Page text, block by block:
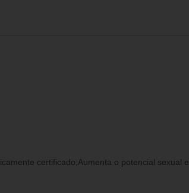
certificado;Aumenta o potencial sexual e